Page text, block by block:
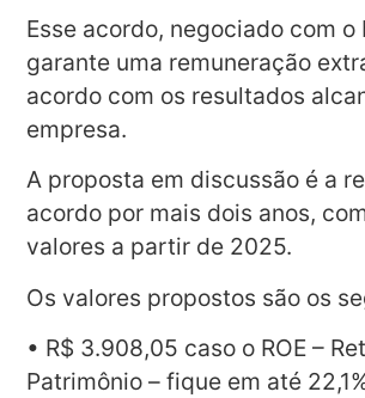
Esse acordo, negociado com o
garante uma remuneração
acordo com os resultados
empresa.
A proposta em discussão é a
acordo por mais dois anos,
valores a partir de 2025.
Os valores propostos são os
• R$ 3.908,05 caso o ROE –
Patrimônio – fique em até